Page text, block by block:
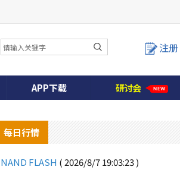
注册
APP下载 研讨会 NEW
每日行情
NAND FLASH ( 2026/8/7 19:03:23 )